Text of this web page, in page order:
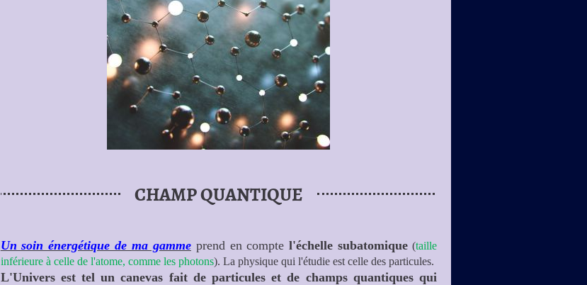
CHAMP QUANTIQUE
Un soin énergétique de ma gammeprend en comptel'échelle subatomique (taille
inférieure à celle de l'atome, comme les photons). La physique qui l'étudie est celle des particules.
L'Univers est tel un canevas fait de particules et de champs quantiques qui